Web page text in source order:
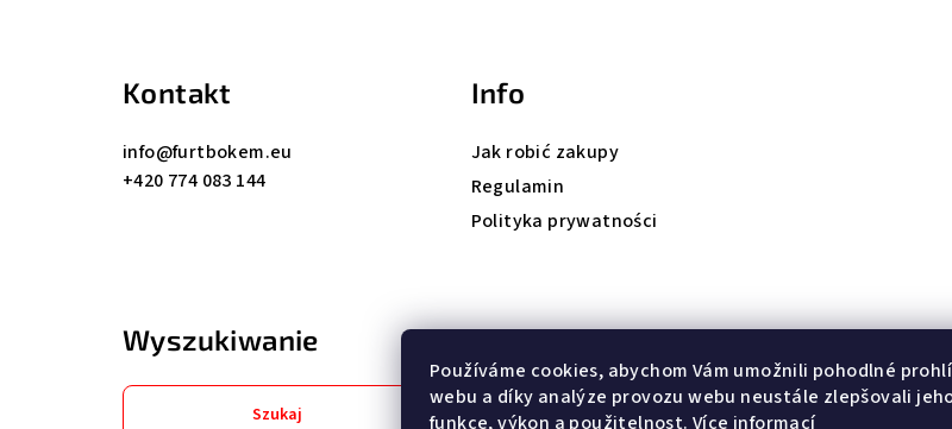
Používáme cookies, abychom Vám umožnili pohodlné
webu a díky analýze provozu webu neustále zlepšovali
funkce, výkon a použitelnost. Více informací
Kontakt
info@furtbokem.eu
+420 774 083 144
Info
Jak robić zakupy
Regulamin
Polityka prywatności
Wyszukiwanie
Szukaj